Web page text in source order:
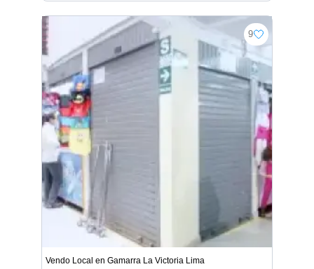
9
Vendo Local en Gamarra La Victoria Lima